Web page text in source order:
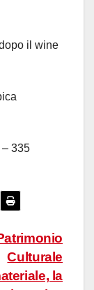
il wine
335
Culturale
la